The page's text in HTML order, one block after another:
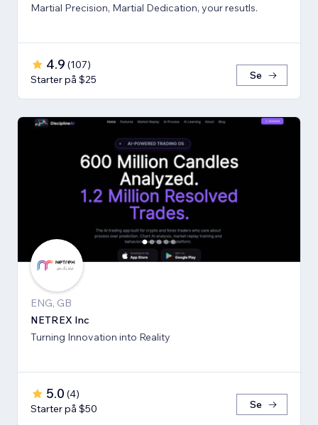
Martial Precision, Martial Dedication, your resutls.
4.9 (107)
Starter på $25
Se
ENG, GB
NETREX Inc
Turning Innovation into Reality
5.0 (4)
Starter på $50
Se